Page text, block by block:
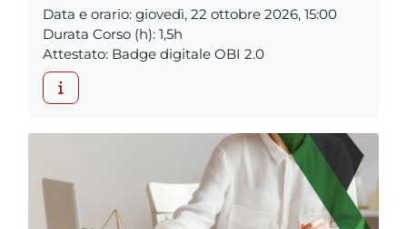
Data e orario: giovedì, 22 ottobre 2026, 15:00
Durata Corso (h): 1,5h
Attestato: Badge digitale OBI 2.0